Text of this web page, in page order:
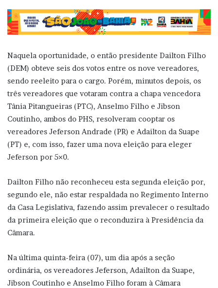
Naquela oportunidade, o então presidente Dailton Filho
(DEM) obteve seis dos votos entre os nove vereadores,
sendo reeleito para o cargo. Porém, minutos depois, os
três vereadores que votaram contra a chapa vencedora
Tânia Pitangueiras (PTC), Anselmo Filho e Jibson
Coutinho, ambos do PHS, resolveram cooptar os
vereadores Jeferson Andrade (PR) e Adailton da Suape
(PT) e, com isso, fazer uma nova eleição para eleger
Jeferson por 5×0.
Dailton Filho não reconheceu esta segunda eleição por,
segundo ele, não estar respaldada no Regimento Interno
da Casa Legislativa, fazendo assim prevalecer o resultado
da primeira eleição que o reconduzira à Presidência da
Câmara.
Na última quinta-feira (07), um dia após a seção
ordinária, os vereadores Jeferson, Adailton da Suape,
Jibson Coutinho e Anselmo Filho foram à Câmara